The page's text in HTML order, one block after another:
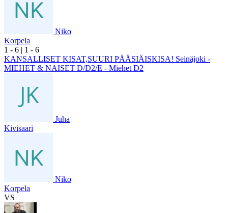
Niko
Korpela
1 - 6 | 1 - 6
KANSALLISET KISAT,SUURI PÄÄSIÄISKISA! Seinäjoki -
MIEHET & NAISET D/D2/E - Miehet D2
Juha
Kivisaari
Niko
Korpela
VS